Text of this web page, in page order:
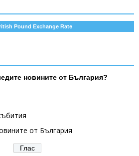
Pound Exchange Rate
новините от България?
от България